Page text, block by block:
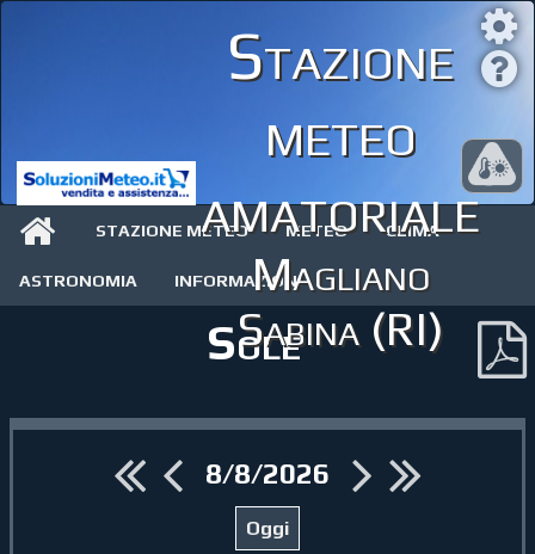
Stazione
meteo
amatoriale
Magliano
Sabina (RI)
STAZIONE METEO METEO CLIMA
ASTRONOMIA INFORMAZIONI
Sole
8/8/2026